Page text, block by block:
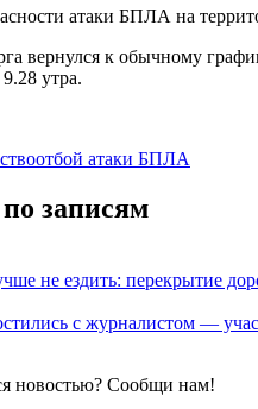
атаки БПЛА на
вернулся к обычному
утра.
отбой атаки БПЛА
записям
не ездить: перекрытие
с журналистом —
новостью? Сообщи нам!